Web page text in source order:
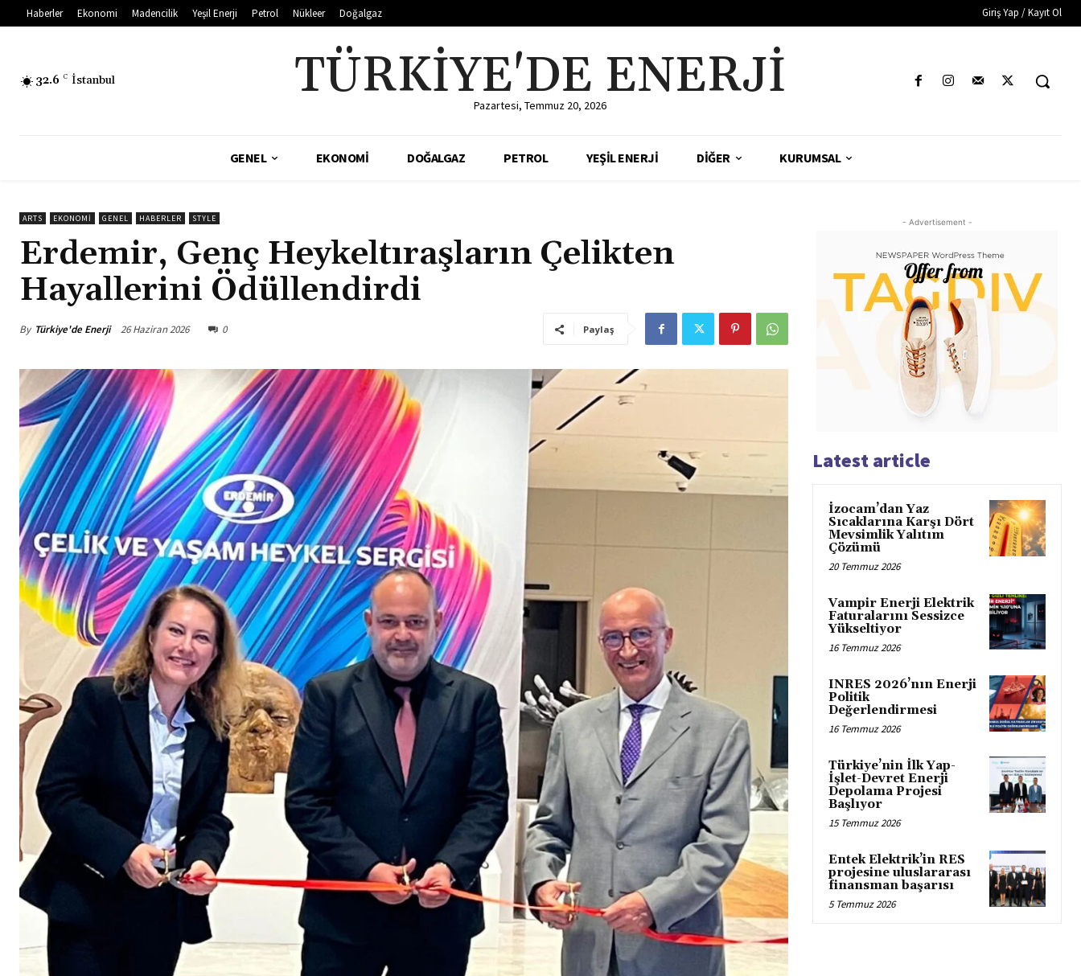
Haberler Ekonomi Madencilik Yeşil Enerji Petrol Nükleer Doğalgaz Giriş Yap / Kayıt Ol
32.6 C İstanbul TÜRKIYE'DE ENERJI
Pazartesi, Temmuz 20, 2026
GENEL EKONOMİ DOĞALGAZ PETROL YEŞİL ENERJİ DİĞER KURUMSAL
ARTS EKONOMI GENEL HABERLER STYLE
Erdemir, Genç Heykeltıraşların Çelikten
Hayallerini Ödüllendirdi
By Türkiye'de Enerji 26 Haziran 2026 0 Paylaş
- Advertisement -
Latest article
İzocam’dan Yaz
Sıcaklarına Karşı Dört
Mevsimlik Yalıtım
Çözümü
20 Temmuz 2026
Vampir Enerji Elektrik
Faturalarını Sessizce
Yükseltiyor
16 Temmuz 2026
INRES 2026’nın Enerji
Politik
Değerlendirmesi
16 Temmuz 2026
Türkiye’nin İlk Yap-
İşlet-Devret Enerji
Depolama Projesi
Başlıyor
15 Temmuz 2026
Entek Elektrik’in RES
projesine uluslararası
finansman başarısı
5 Temmuz 2026